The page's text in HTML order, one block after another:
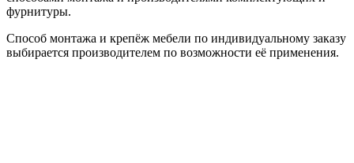
фурнитуры.
Способ монтажа и крепёж мебели по индивидуальному заказу
выбирается производителем по возможности её применения.